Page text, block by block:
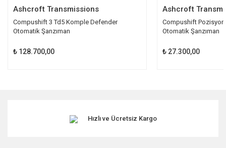
Ashcroft Transmissions
Compushift 3 Td5 Komple Defender
Otomatik Şanzıman
₺ 128.700,00
Ashcroft
Compushift
Otomatik Şanzıman
₺ 27.300,00
Hızlı ve Ücretsiz Kargo